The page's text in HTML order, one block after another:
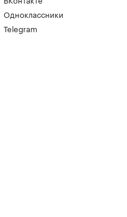
Одноклассники
Telegram